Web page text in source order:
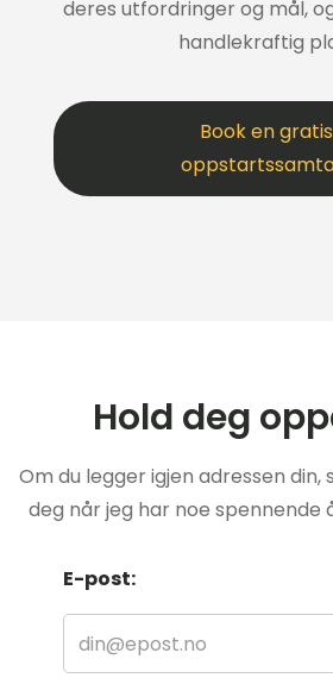
deres utfordringer og mål,
handlekraftig
Book en gratis
Hold deg
Om du legger igjen adressen
deg når jeg har noe spennende
E-post: